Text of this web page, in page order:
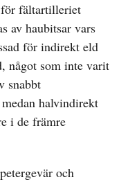
för fältartilleriet
av haubitsar vars
för indirekt eld
något som inte varit
snabbt
halvindirekt
i de främre
och